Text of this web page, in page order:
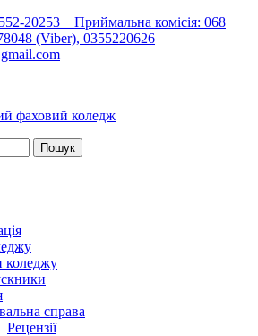
20253 Приймальна комісія: 068
(Viber), 0355220626
фаховий коледж
коледжу
справа
Рецензії